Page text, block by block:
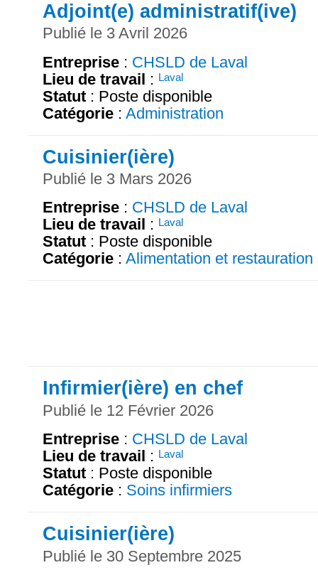
Adjoint(e) administratif(ive)
Publié le 3 Avril 2026
Entreprise : CHSLD de Laval
Lieu de travail : Laval
Statut : Poste disponible
Catégorie : Administration
Cuisinier(ière)
Publié le 3 Mars 2026
Entreprise : CHSLD de Laval
Lieu de travail : Laval
Statut : Poste disponible
Catégorie : Alimentation et restauration
Infirmier(ière) en chef
Publié le 12 Février 2026
Entreprise : CHSLD de Laval
Lieu de travail : Laval
Statut : Poste disponible
Catégorie : Soins infirmiers
Cuisinier(ière)
Publié le 30 Septembre 2025